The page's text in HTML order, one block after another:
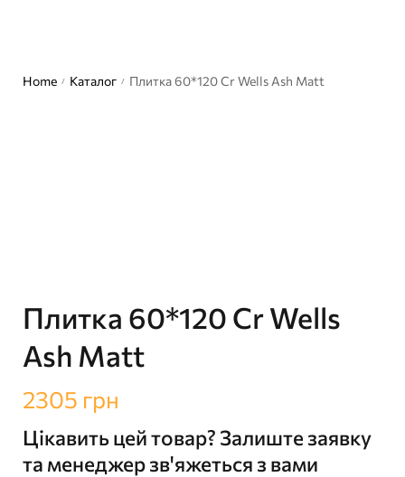
Home / Каталог / Плитка 60*120 Cr Wells Ash Matt
Плитка 60*120 Cr Wells
Ash Matt
2305 грн
Цікавить цей товар? Залиште заявку
та менеджер зв'яжеться з вами